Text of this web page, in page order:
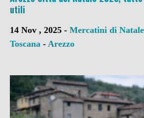
utili
14 Nov , 2025 - Mercatini di
Toscana - Arezzo